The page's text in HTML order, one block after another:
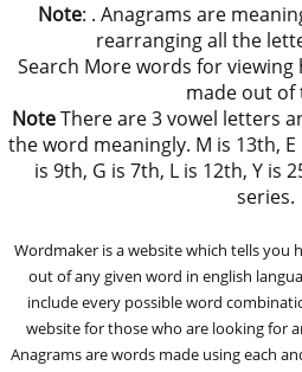
Note: . Anagrams are
rearranging all the
Search More words for
made out of
NoteThere are 3 vowel letters
the word meaningly. M is 13th, E
is 9th, G is 7th, L is 12th, Y is
series.
Wordmaker is a website which tells you
out of any given word in english
include every possible word
website for those who are looking for
Anagrams are words made using each